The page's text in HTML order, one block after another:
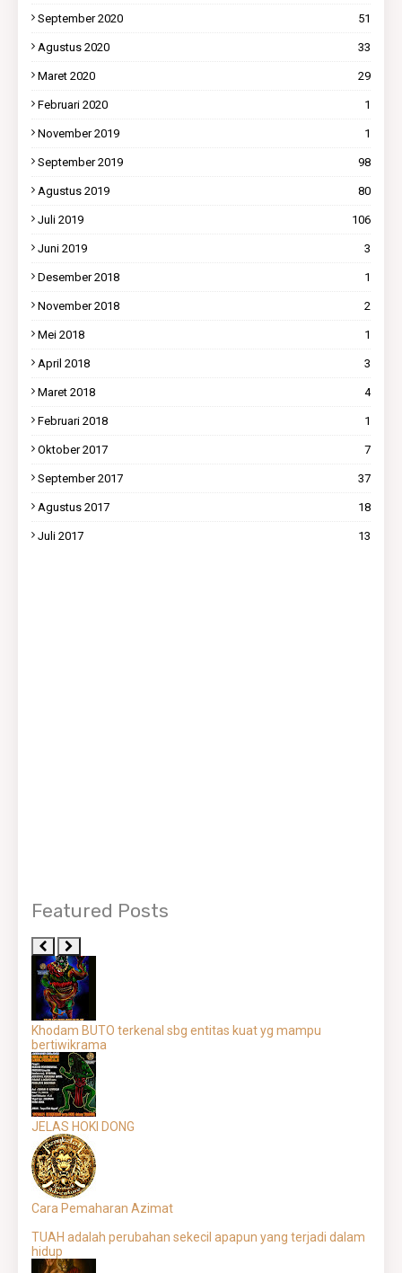
September 2020 51
Agustus 2020 33
Maret 2020 29
Februari 2020 1
November 2019 1
September 2019 98
Agustus 2019 80
Juli 2019 106
Juni 2019 3
Desember 2018 1
November 2018 2
Mei 2018 1
April 2018 3
Maret 2018 4
Februari 2018 1
Oktober 2017 7
September 2017 37
Agustus 2017 18
Juli 2017 13
Featured Posts
Khodam BUTO terkenal sbg entitas kuat yg mampu
bertiwikrama
JELAS HOKI DONG
Cara Pemaharan Azimat
TUAH adalah perubahan sekecil apapun yang terjadi dalam
hidup